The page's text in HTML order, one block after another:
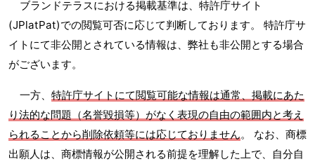
ブランドテラスにおける掲載基準は、特許庁サイト
(JPlatPat)での閲覧可否に応じて判断しております。 特許庁サ
イトにて非公開とされている情報は、弊社も非公開とする場合
がございます。
一方、 特許庁サイトにて閲覧可能な情報は通常、掲載にあた
り法的な問題（名誉毀損等）がなく表現の自由の範囲内と考え
られることから削除依頼等には応じておりません。 なお、商標
出願人は、商標情報が公開される前提を理解した上で、自分自